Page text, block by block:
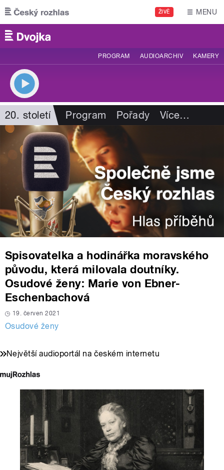
Přejít k hlavnímu obsahu
ŽIVĚ MENU
PROGRAM AUDIOARCHIV KAMERY
20. století Program Pořady Více…
Spisovatelka a hodinářka moravského
původu, která milovala doutníky.
Osudové ženy: Marie von Ebner-
Eschenbachová
19. červen 2021
Osudové ženy
Největší audioportál na českém internetu